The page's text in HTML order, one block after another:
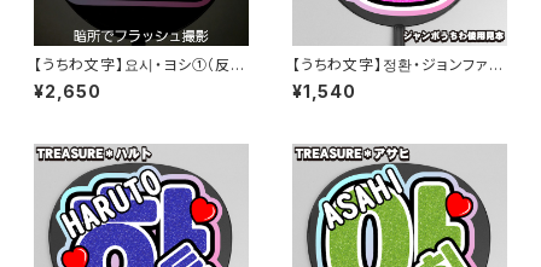
【うちわ文字】요시・ヨシ①（反射
シート） YOSHI 金本芳典 即納
【TREASURE】
¥2,650
【うちわ文字】정환・ジョンファン
①JUNG HWAN 即納 【TREAS
URE】
¥1,540